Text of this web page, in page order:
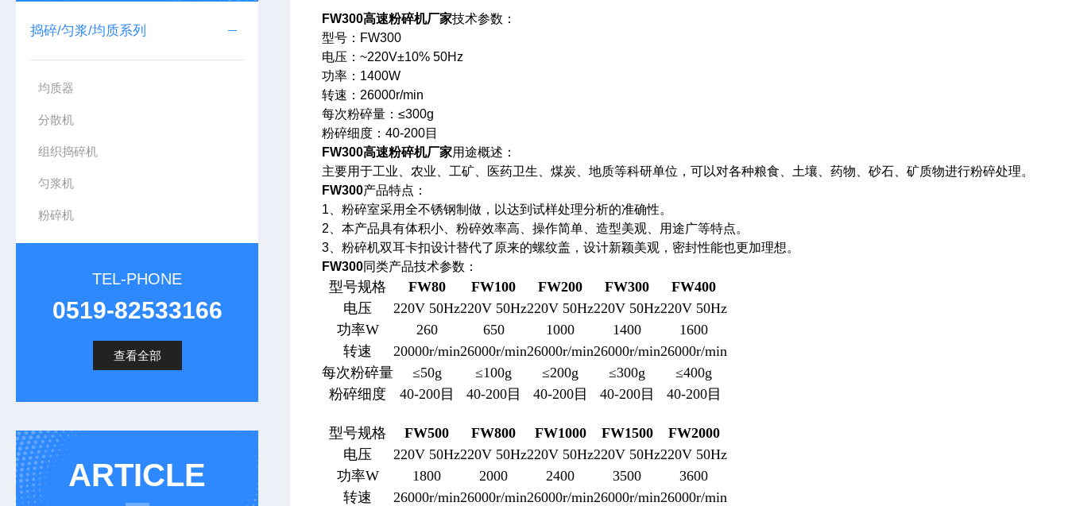
捣碎/匀浆/均质系列
均质器
分散机
组织捣碎机
匀浆机
粉碎机
TEL-PHONE
0519-82533166
查看全部
ARTICLE
FW300高速粉碎机厂家技术参数：
型号： FW300
电压： ~220V±10% 50Hz
功率： 1400W
转速： 26000r/min
每次粉碎量： ≤300g
粉碎细度： 40-200目
FW300高速粉碎机厂家用途概述：
主要用于工业、农业、工矿、医药卫生、煤炭、地质等科研单位，可以对各种粮食、土壤、药物、砂石、矿质物进行粉碎处理。
FW300产品特点：
1 、粉碎室采用全不锈钢制做，以达到试样处理分析的准确性。
2 、本产品具有体积小、粉碎效率高、操作简单、造型美观、用途广等特点。
3 、粉碎机双耳卡扣设计替代了原来的螺纹盖，设计新颖美观，密封性能也更加理想。
FW300同类产品技术参数：
型号规格 FW80 FW100 FW200 FW300
FW400
电压
220V 50Hz220V 50Hz220V 50Hz220V 50Hz220V 50Hz
功率W 260 650 1000 1400
1600
转速
20000r/min26000r/min26000r/min26000r/min26000r/min
每次粉碎量
≤50g ≤100g ≤200g ≤300g
≤400g
粉碎细度
40-200目 40-200目 40-200目 40-200目 40-200目
型号规格 FW500 FW800 FW1000 FW1500
FW2000
电压
220V 50Hz220V 50Hz220V 50Hz220V 50Hz220V 50Hz
功率W 1800 2000 2400 3500
3600
转速
26000r/min26000r/min26000r/min26000r/min26000r/min